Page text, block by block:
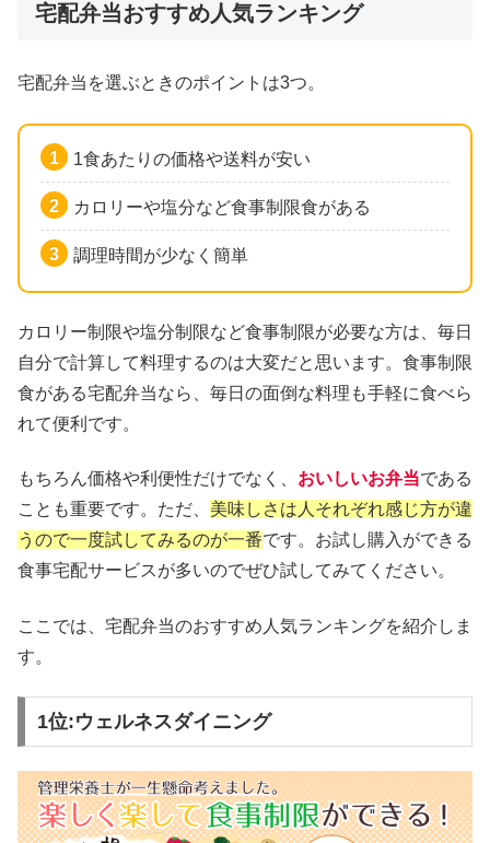
宅配弁当おすすめ人気ランキング
宅配弁当を選ぶときのポイントは3つ。
1食あたりの価格や送料が安い
カロリーや塩分など食事制限食がある
調理時間が少なく簡単
カロリー制限や塩分制限など食事制限が必要な方は、毎日
自分で計算して料理するのは大変だと思います。食事制限
食がある宅配弁当なら、毎日の面倒な料理も手軽に食べら
れて便利です。
もちろん価格や利便性だけでなく、 おいしいお弁当である
ことも重要です。ただ、 美味しさは人それぞれ感じ方が違
うので一度試してみるのが一番です。お試し購入ができる
食事宅配サービスが多いのでぜひ試してみてください。
ここでは、宅配弁当のおすすめ人気ランキングを紹介しま
す。
1位:ウェルネスダイニング